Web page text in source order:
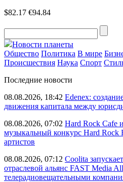
$82.17 €94.84
Новости планеты
Общество Политика В мире
Происшествия Наука Спорт
Последние новости
08.08.2026, 18:42 Edenex:
движения капитала между
08.08.2026, 07:02 Hard Rock Cafe
музыкальный конкурс Hard
артистов
08.08.2026, 07:12 Coolita
отраслевой альянс FAST Media
телерадиовещательными